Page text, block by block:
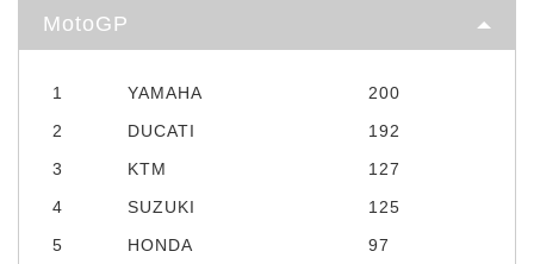
MotoGP
1 YAMAHA
200
2
DUCATI
192
3
KTM
127
4
SUZUKI
125
5
HONDA
97